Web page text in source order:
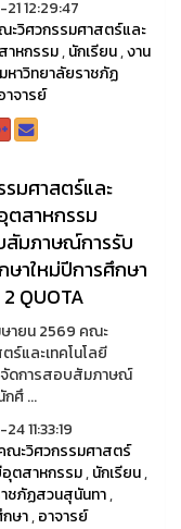
12:29:47
ะวิศวกรรมศาสตร์และ
าหกรรม,นักเรียน,งาน
มหาวิทยาลัยราชภัฏ
าจารย์
มศาสตร์และ
ตสาหกรรม
สัมภาษณ์การรับ
าใหม่ปีการศึกษา
QUOTA
ษายน 2569 คณะ
ร์และเทคโนโลยี
ดการสอบสัมภาษณ์
ศึ ...
11:33:19
ณะวิศวกรรมศาสตร์
อุตสาหกรรม,นักเรียน,
ชภัฏสวนสุนันทา,
ษา,อาจารย์